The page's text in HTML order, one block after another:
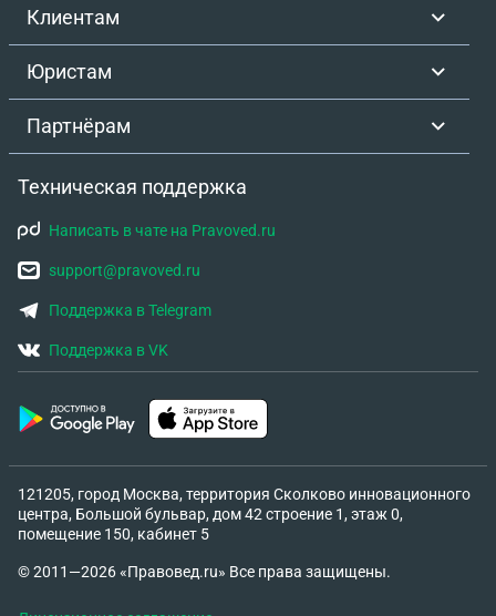
Клиентам
Юристам
Партнёрам
Техническая поддержка
Написать в чате на Pravoved.ru
support@pravoved.ru
Поддержка в Telegram
Поддержка в VK
121205, город Москва, территория Сколково инновационного
центра, Большой бульвар, дом 42 строение 1, этаж 0,
помещение 150, кабинет 5
© 2011—2026 «Правовед.ru» Все права защищены.